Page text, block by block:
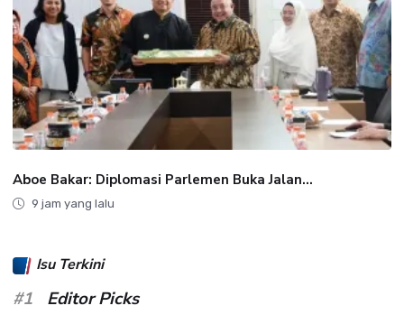
Aboe Bakar: Diplomasi Parlemen Buka Jalan...
9 jam yang lalu
Isu Terkini
#1
Editor Picks